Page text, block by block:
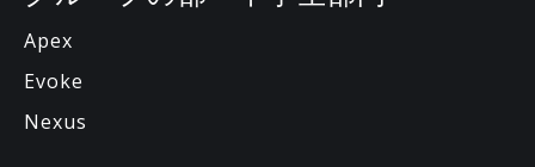
Apex
Evoke
Nexus